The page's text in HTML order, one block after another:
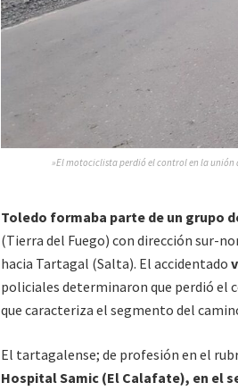
»El motociclista perdió el control en la
Toledo formaba parte de un grupo
(Tierra del Fuego) con dirección sur-
hacia Tartagal (Salta). El accidentado
policiales determinaron que perdió el
que caracteriza el segmento del
El tartagalense; de profesión en el
Hospital Samic (El Calafate), en el